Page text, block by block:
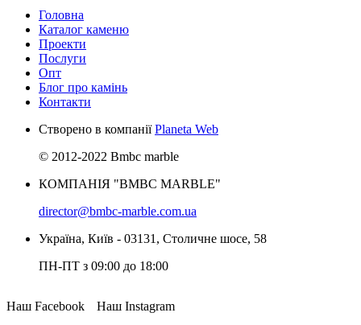
Головна
Каталог каменю
Проекти
Послуги
Опт
Блог про камінь
Контакти
Створено в компаніїPlaneta Web
© 2012-2022 Bmbc marble
КОМПАНІЯ "BMBC MARBLE"
director@bmbc-marble.com.ua
Україна, Київ - 03131, Столичне шосе, 58
ПН-ПТ з 09:00 до 18:00
Наш Facebook Наш Instagram